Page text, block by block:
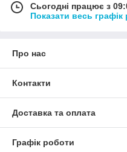
Сьогодні працює з
Показати весь графік
Про нас
Контакти
Доставка та оплата
Графік роботи